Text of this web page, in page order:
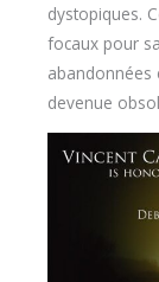
dystopiques.
focaux pour
abandonnées
devenue